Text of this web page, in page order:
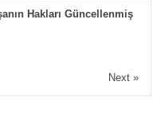
Hakları Güncellenmiş
Next »